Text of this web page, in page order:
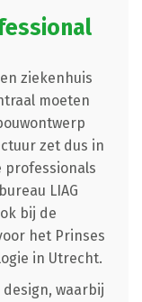
ziekenhuis
moeten
zet dus in
professionals
LIAG
bij de
het Prinses
in Utrecht.
waarbij